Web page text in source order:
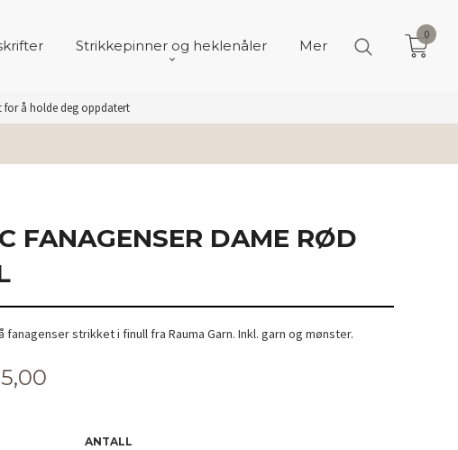
for å holde deg oppdatert
Strikkepinner og heklenåler Mer
0
FANAGENSER DAME RØD
fanagenser strikket i finull fra Rauma Garn. Inkl. garn og mønster.
ANTALL